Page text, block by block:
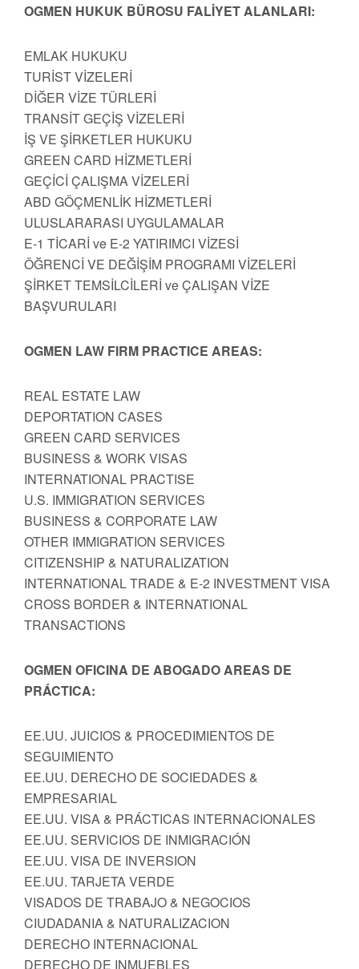
OGMEN HUKUK BÜROSU FALİYET ALANLARI:
EMLAK HUKUKU
TURİST VİZELERİ
DİĞER VİZE TÜRLERİ
TRANSİT GEÇİŞ VİZELERİ
İŞ VE ŞİRKETLER HUKUKU
GREEN CARD HİZMETLERİ
GEÇİCİ ÇALIŞMA VİZELERİ
ABD GÖÇMENLİK HİZMETLERİ
ULUSLARARASI UYGULAMALAR
E-1 TİCARİ ve E-2 YATIRIMCI VİZESİ
ÖĞRENCİ VE DEĞİŞİM PROGRAMI VİZELERİ
ŞİRKET TEMSİLCİLERİ ve ÇALIŞAN VİZE
BAŞVURULARI
OGMEN LAW FIRM PRACTICE AREAS:
REAL ESTATE LAW
DEPORTATION CASES
GREEN CARD SERVICES
BUSINESS & WORK VISAS
INTERNATIONAL PRACTISE
U.S. IMMIGRATION SERVICES
BUSINESS & CORPORATE LAW
OTHER IMMIGRATION SERVICES
CITIZENSHIP & NATURALIZATION
INTERNATIONAL TRADE & E-2 INVESTMENT VISA
CROSS BORDER & INTERNATIONAL
TRANSACTIONS
OGMEN OFICINA DE ABOGADO AREAS DE
PRÁCTICA:
EE.UU. JUICIOS & PROCEDIMIENTOS DE
SEGUIMIENTO
EE.UU. DERECHO DE SOCIEDADES &
EMPRESARIAL
EE.UU. VISA & PRÁCTICAS INTERNACIONALES
EE.UU. SERVICIOS DE INMIGRACIÓN
EE.UU. VISA DE INVERSION
EE.UU. TARJETA VERDE
VISADOS DE TRABAJO & NEGOCIOS
CIUDADANIA & NATURALIZACION
DERECHO INTERNACIONAL
DERECHO DE INMUEBLES